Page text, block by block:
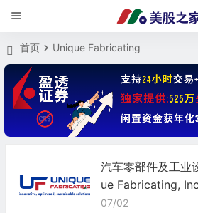
首页 Unique Fabricating
汽车零部件及工业
ue Fabricating,
07/02